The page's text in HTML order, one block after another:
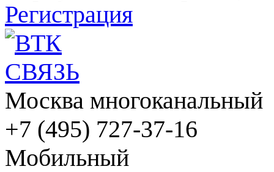
Регистрация
Москва многоканальный
+7 (495) 727-37-16
Мобильный